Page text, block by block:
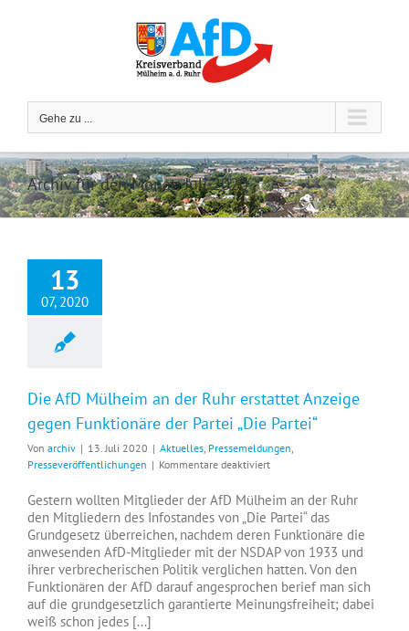
Gehe zu ...
Archiv für den Monat:Juli 2020
13
07, 2020
Die AfD Mülheim an der Ruhr erstattet Anzeige
gegen Funktionäre der Partei „Die Partei“
Von archiv | 13. Juli 2020 | Aktuelles Pressemeldungen
Presseveröffentlichungen | Kommentare deaktiviertfür
AfD
Mülheim
an
der
Ruhr
erstattet
Anzeige
gegen
Gestern wollten Mitglieder der AfD Mülheim an der Ruhr
den Mitgliedern des Infostandes von „Die Partei“ das
Grundgesetz überreichen, nachdem deren Funktionäre die
anwesenden AfD-Mitglieder mit der NSDAP von 1933 und
ihrer verbrecherischen Politik verglichen hatten. Von den
Funktionären der AfD darauf angesprochen berief man sich
auf die grundgesetzlich garantierte Meinungsfreiheit; dabei
weiß schon jedes [...]